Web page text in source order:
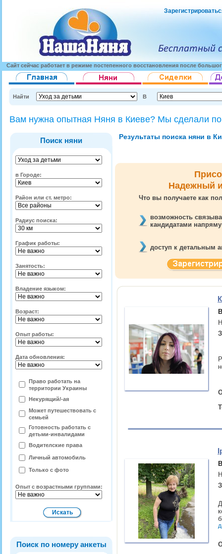
Сайт сейчас работает в режиме постепенного восстановления после
Найти В
Вам нужна опытная Няня в Киеве? Мы сделали
Поиск няни
в Городе:
Район или ст. метро:
Радиус поиска:
График работы:
Занятость:
Владение языком:
Возраст:
Опыт работы:
Дата обновления:
Право работать на
территории Украины
Некурящий/-ая
Может путешествовать с
семьей
Готовность работать с
детьми-инвалидами
Водителские права
Личный автомобиль
Только с фото
Опыт с возрастными группами:
Поиск по номеру анкеты
Результаты поиска няни в
Надежный
Что вы получаете как
возможность
кандидатами
доступ к детальным